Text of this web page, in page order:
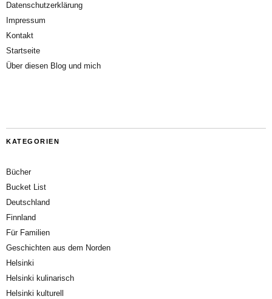
Datenschutzerklärung
Impressum
Kontakt
Startseite
Über diesen Blog und mich
KATEGORIEN
Bücher
Bucket List
Deutschland
Finnland
Für Familien
Geschichten aus dem Norden
Helsinki
Helsinki kulinarisch
Helsinki kulturell